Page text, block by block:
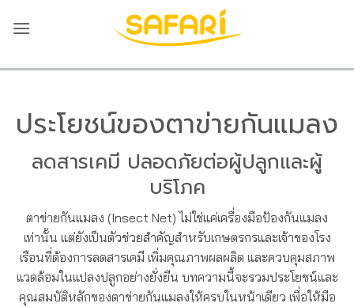
เนื้อหา
ประโยชน์ของตาข่ายกันแมลง
ลดสารเคมี ปลอดภัยต่อผู้ปลูกและผู้
บริโภค
ตาข่ายกันแมลง (Insect Net) ไม่ใช่แค่เครื่องมือป้องกันแมลง
เท่านั้น แต่ยังเป็นตัวช่วยสำคัญสำหรับเกษตรกรและเจ้าของโรง
เรือนที่ต้องการลดสารเคมี เพิ่มคุณภาพผลผลิต และควบคุมสภาพ
แวดล้อมในแปลงปลูกอย่างยั่งยืน บทความนี้จะรวมประโยชน์และ
คุณสมบัติหลักของตาข่ายกันแมลงให้ครบในหน้าเดียว เพื่อให้มือ